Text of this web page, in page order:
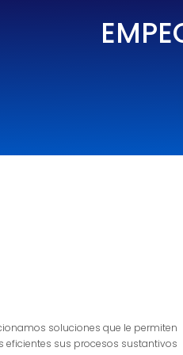
soluciones que le permiten
eficientes sus procesos sustantivos